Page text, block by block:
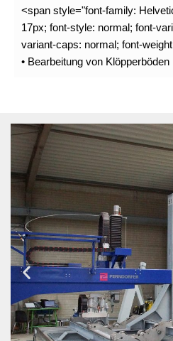
<span style="font-family:
17px; font-style: normal; font-
variant-caps: normal; font-
• Bearbeitung von